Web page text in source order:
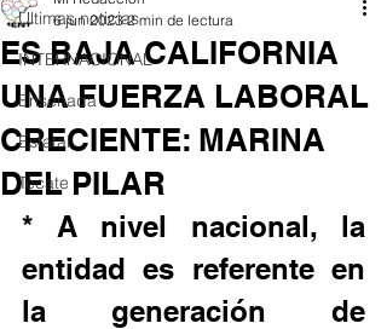
Últimas noticias
INTERNACIONAL
Ensenada
Estatal
Tecate
ES BAJA CALIFORNIA
UNA FUERZA LABORAL
CRECIENTE: MARINA
DEL PILAR
6 jun 2023 2 min de lectura
* A nivel nacional, la
entidad es referente en
la generación de